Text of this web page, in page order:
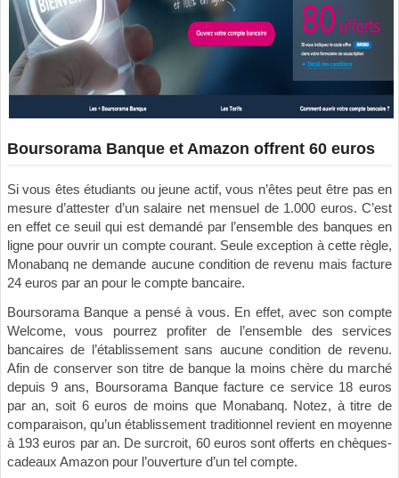
Boursorama Banque et Amazon offrent 60 euros
Si vous êtes étudiants ou jeune actif, vous n’êtes peut être pas en
mesure d’attester d’un salaire net mensuel de 1.000 euros. C’est
en effet ce seuil qui est demandé par l’ensemble des banques en
ligne pour ouvrir un compte courant. Seule exception à cette règle,
Monabanq ne demande aucune condition de revenu mais facture
24 euros par an pour le compte bancaire.
Boursorama Banque a pensé à vous. En effet, avec son compte
Welcome, vous pourrez profiter de l’ensemble des services
bancaires de l’établissement sans aucune condition de revenu.
Afin de conserver son titre de banque la moins chère du marché
depuis 9 ans, Boursorama Banque facture ce service 18 euros
par an, soit 6 euros de moins que Monabanq. Notez, à titre de
comparaison, qu’un établissement traditionnel revient en moyenne
à 193 euros par an. De surcroit, 60 euros sont offerts en chèques-
cadeaux Amazon pour l’ouverture d’un tel compte.